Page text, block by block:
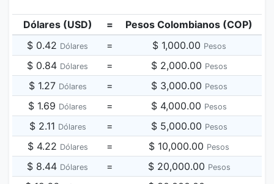
Dólares (USD) =
Pesos Colombianos (COP)
$ 0.42 Dólares = $ 1,000.00 Pesos
$ 0.84 Dólares = $ 2,000.00 Pesos
$ 1.27 Dólares = $ 3,000.00 Pesos
$ 1.69 Dólares = $ 4,000.00 Pesos
$ 2.11 Dólares = $ 5,000.00 Pesos
$ 4.22 Dólares = $ 10,000.00 Pesos
$ 8.44 Dólares = $ 20,000.00 Pesos